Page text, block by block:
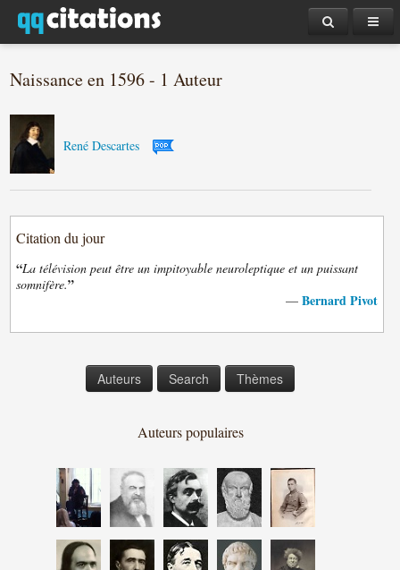
Naissance en 1596 - 1 Auteur
René Descartes
Citation du jour
“La télévision peut être un impitoyable neuroleptique et un puissant
somnifère.”
— Bernard Pivot
Auteurs Search Thèmes
Auteurs populaires